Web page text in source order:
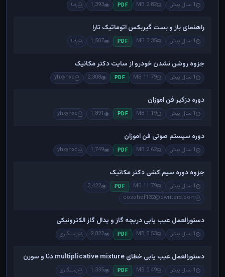
1 سال پیش 2.82 MB
PDF
1,393 رضا
راهنمای باز و بست گیربکس اتوماتیک تارا
1 سال پیش 3.35 MB
PDF
1,507 رضا
جزوه روشن نشدن خودرو از سایت دکتر مکانیک
1 سال پیش 11.79 MB
PDF
2,308
yhxyhxc
دوره دزگیر فن اموزان
1 سال پیش 1.19 MB
PDF
1,891
yhxyhxc
دوره سیستم صوتی فن اموزان
1 سال پیش 2.62 MB
PDF
1,749
yhxyhxc
جزوه دوره سیم کشی دکتر مکانیک
1 سال پیش 11.79 MB
PDF
3,422
cosehof132@dwriters.com
دستورالعمل عیب یابی دریچه گاز و پدال گاز الکترونیکی
1 سال پیش 0.53 MB
PDF
2,822 رستگاری
دستورالعمل عیب یابی خطای multiplicative mixture دنا و سورن
1 سال پیش 0.49 MB
PDF
1,335 رستگاری